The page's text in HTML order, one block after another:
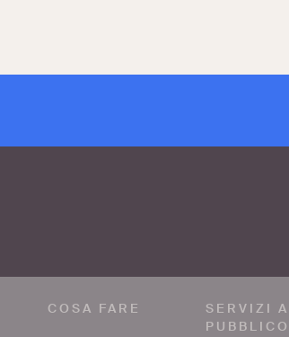
COSA FARE
SERVIZI
PUBBLICO